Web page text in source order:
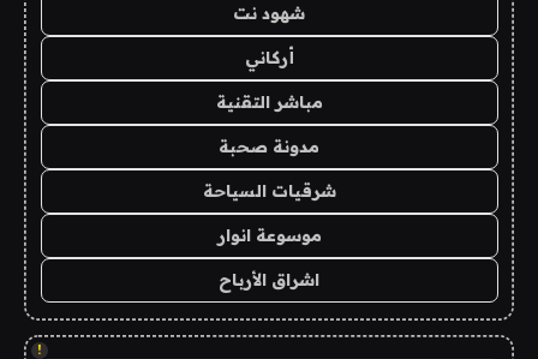
شهود نت
أركاني
مباشر التقنية
مدونة صحبة
شرقيات السياحة
موسوعة انوار
اشراق الأرباح
!